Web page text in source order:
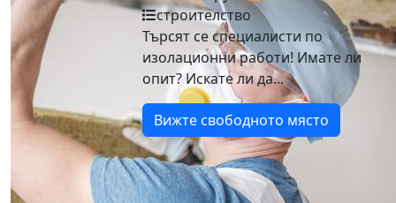
строителство
Търсят се специалисти по
изолационни работи! Имате ли
опит? Искате ли да...
Вижте свободното място